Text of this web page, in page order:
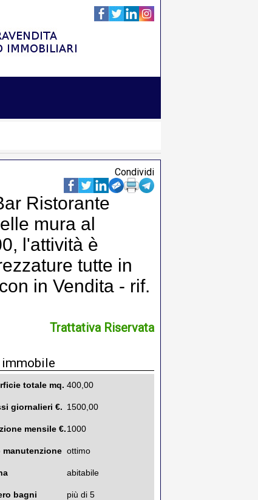
Condividi
Ristorante
mura al
l'attività è
tutte in
in Vendita - rif.
Trattativa Riservata
immobile
totale mq. 400,00
giornalieri €. 1500,00
mensile €.1000
manutenzione ottimo
abitabile
bagni più di 5